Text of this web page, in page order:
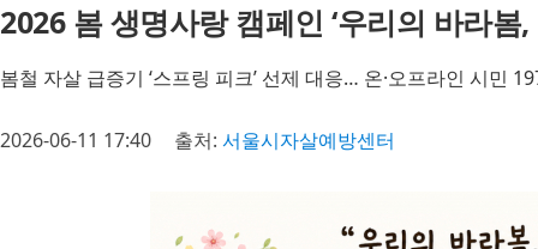
2026 봄 생명사랑 캠페인 ‘우리의 바라봄
봄철 자살 급증기 ‘스프링 피크’ 선제 대응… 온·오프라인 시민
2026-06-11 17:40 출처: 서울시자살예방센터